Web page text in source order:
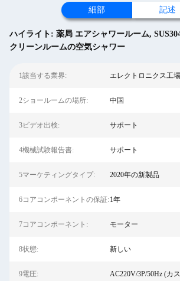
細部 記述
ハイライト: 薬局 エアシャワールーム,
クリーンルームの空気シャワー
1該当する業界: エレクトロニクス工場
2ショールームの場所: 中国
3ビデオ出検: サポート
4機械試験報告書: サポート
5マーケティングタイプ: 2020年の新製品
6コアコンポーネントの保証:1年
7コアコンポーネント: モーター
8状態: 新しい
9電圧: AC220V/3P/50Hz (カ